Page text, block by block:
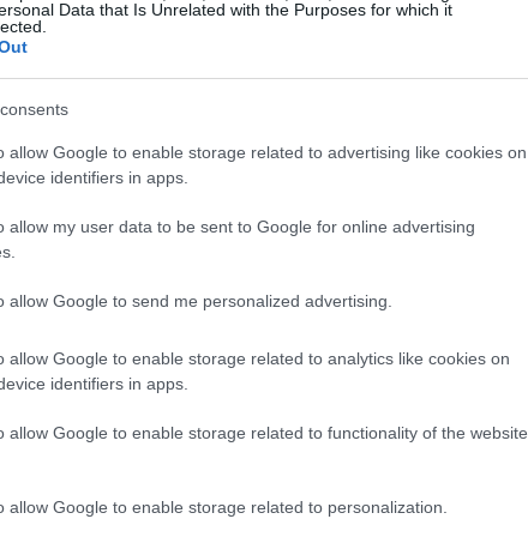
Data that Is Unrelated with the Purposes for which it
allow Google to enable storage related to advertising like cookies on
identifiers in apps.
allow my user data to be sent to Google for online advertising
allow Google to send me personalized advertising.
allow Google to enable storage related to analytics like cookies on
identifiers in apps.
allow Google to enable storage related to functionality of the website
allow Google to enable storage related to personalization.
convertir tus Bitcoins en euros. Existen
hacerlo de manera rápida y sencilla. Recuerdo
nervioso, pero el proceso fue más fácil de lo que
plataforma de intercambio, verificar tu identidad
con unos pocos clics.